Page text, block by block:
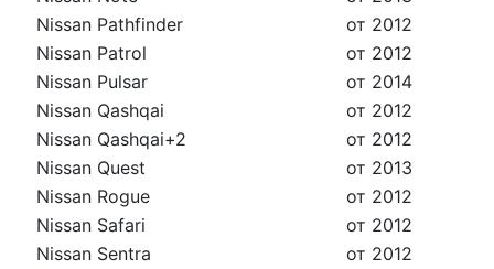
Nissan Pathfinder
от 2012
Nissan Patrol
от 2012
Nissan Pulsar
от 2014
Nissan Qashqai
от 2012
Nissan Qashqai+2
от 2012
Nissan Quest
от 2013
Nissan Rogue
от 2012
Nissan Safari
от 2012
Nissan Sentra
от 2012